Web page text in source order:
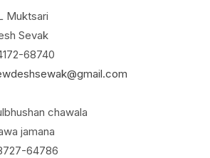
Muktsari
Sevak
68740
chawala
jamana
64786